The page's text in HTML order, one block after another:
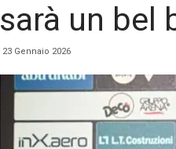
sarà un bel
23 Gennaio 2026